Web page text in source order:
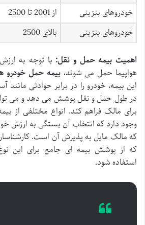
خودروهای بنزینی
از 2001 تا 2500
خودروهای بنزینی
بالای 2500
اهمیت بیمه حمل و نقل: با توجه به
هواپیما حمل می شوند،بیمه حمل خودرو
این بیمه، خودرو را در برابر حوادثی
در طول حمل و نقل پوشش می دهد و می
برای مالک فراهم کند. انواع مختلفی از
وجود دارد که انتخاب آن بستگی به ارزش
که مالک مایل به پذیرش آن است.
که از پوشش بیمه ای جامع برای این
استفاده شود.